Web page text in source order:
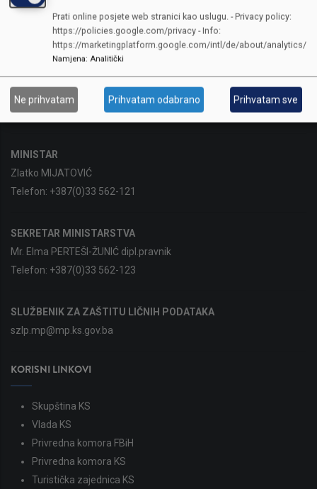
Sarajevo, Reisa Džemaludina Čauševića 1
Telefon:+387(0)33 562-122
Fax:
387(0)33 562-226
ID Broj:4200665710002
MINISTAR
Zlatko MIJATOVIĆ
Telefon: +387(0)33 562-121
SEKRETAR MINISTARSTVA
Mr. Elma PERTEŠI-ŽUNIĆ dipl.pravnik
Telefon: +387(0)33 562-123
SLUŽBENIK ZA ZAŠTITU LIČNIH PODATAKA
szlp.mp@mp.ks.gov.ba
KORISNI LINKOVI
Skupština KS
Vlada KS
Privredna komora FBiH
Privredna komora KS
Turistička zajednica KS
Prati online posjete web stranici kao uslugu. - Privacy policy:
https://policies.google.com/privacy - Info:
https://marketingplatform.google.com/intl/de/about/analytics/
Namjena: Analitički
Ne prihvatam Prihvatam odabrano Prihvatam sve